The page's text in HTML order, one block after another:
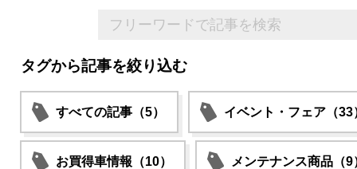
タグから記事を絞り込む
すべての記事（5） イベント・フェア（33
お買得車情報（10） メンテナンス商品（9